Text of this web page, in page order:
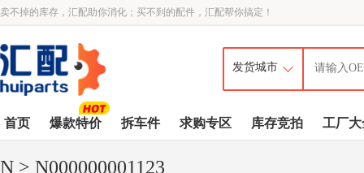
卖不掉的库存，汇配助你消化；买不到的配件，汇配帮你搞定！
首页 爆款特价 拆车件 求购专区 库存竞拍 工厂大
N > N000000001123